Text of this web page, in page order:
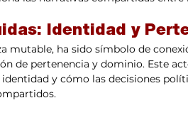
Identidad y
mutable, ha sido símbolo de
de pertenencia y dominio. Este
y cómo las decisiones